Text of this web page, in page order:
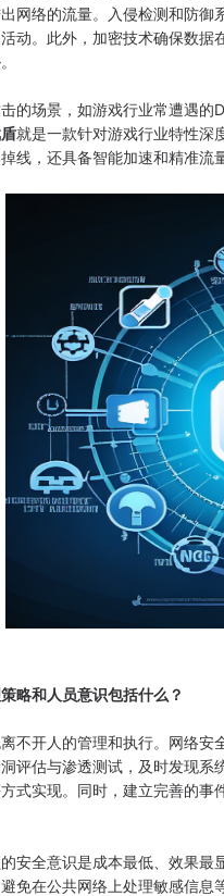
网络的流量。入侵检测和防御
动。此外，加密技术确保数
场景，如游戏行业常遭遇的
就是一款针对游戏行业特性深
线，还具备智能加速和精准流
略和人员意识包括什么？
开人的管理和执行。网络安
评估与渗透测试，及时发现
式实现。同时，建立完善的
全意识是成本最低、效果最
免在公共网络上处理敏感信息